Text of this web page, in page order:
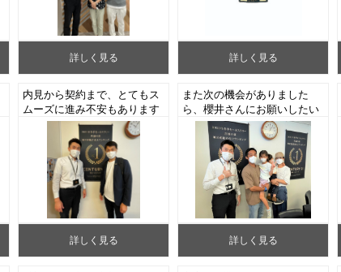
詳しく見る 詳しく見る
内見から契約まで、とてもス
ムーズに進み不安もあります
が新生活が楽しみです（藤沢
市H様 中古マンションご成
詳しく見る
また次の機会がありました
ら、櫻井さんにお願いしたい
と思います（藤沢市S様 中
古マンションご成約）
詳しく見る